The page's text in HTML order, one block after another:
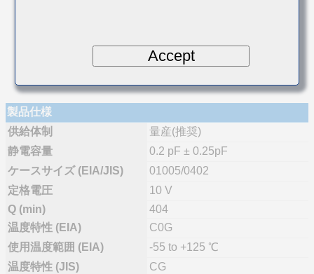
製品仕様
供給体制
量産(推奨)
静電容量
0.2 pF ± 0.25pF
ケースサイズ (EIA/JIS)
01005/0402
定格電圧
10 V
Q (min)
404
温度特性 (EIA)
C0G
使用温度範囲 (EIA)
-55 to +125 ℃
温度特性 (JIS)
CG
Accept